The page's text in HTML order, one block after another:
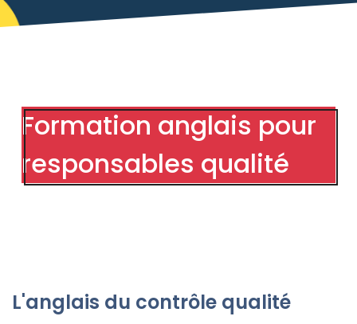
Formation anglais pour
responsables qualité
L'anglais du contrôle qualité